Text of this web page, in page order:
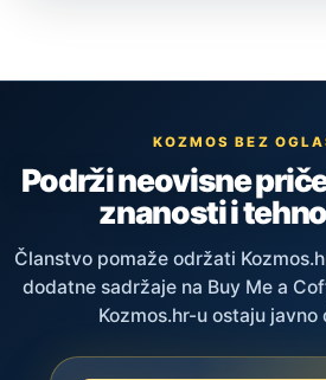
KOZMOS BEZ
Podrži neovisne
znanosti i
Članstvo pomaže održati
dodatne sadržaje na Buy Me a
Kozmos.hr-u ostaju javno